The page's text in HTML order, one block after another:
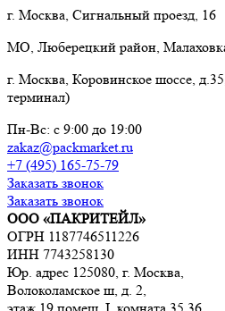
г. Москва, Сигнальный проезд, 16
МО, Люберецкий район,
г. Москва, Коровинское шоссе,
терминал)
Пн-Вс: с 9:00 до 19:00
zakaz@packmarket.ru
+7 (495) 165-75-79
Заказать звонок
Заказать звонок
ООО «ПАКРИТЕЙЛ»
ОГРН 1187746511226
ИНН 7743258130
Юр. адрес 125080, г. Москва,
Волоколамское ш, д. 2,